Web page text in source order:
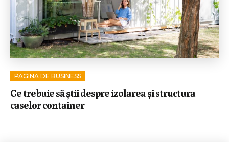
PAGINA DE BUSINESS
Ce trebuie să știi despre izolarea și structura
caselor container